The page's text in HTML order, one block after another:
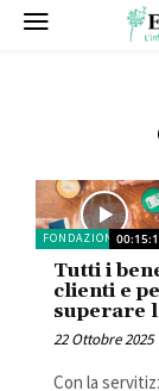
FONDAZIONE MICS
Tutti i
clienti e
superare
22 Ottobre 2025
Con la